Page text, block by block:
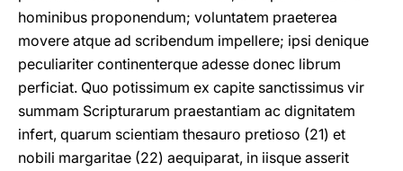
hominibus proponendum; voluntatem praeterea
movere atque ad scribendum impellere; ipsi denique
peculiariter continenterque adesse donec librum
perficiat. Quo potissimum ex capite sanctissimus vir
summam Scripturarum praestantiam ac dignitatem
infert, quarum scientiam thesauro pretioso (21) et
nobili margaritae (22) aequiparat, in iisque asserit